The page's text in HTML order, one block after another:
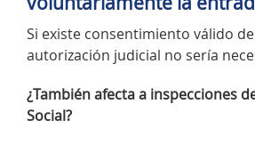
Si existe consentimiento válido
autorización judicial no sería
¿También afecta a inspecciones
Social?